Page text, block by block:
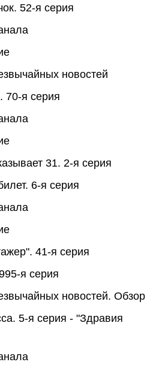
52-я серия
новостей
70-я серия
31. 2-я серия
6-я серия
41-я серия
я серия
новостей. Обзор
5-я серия - "Здравия